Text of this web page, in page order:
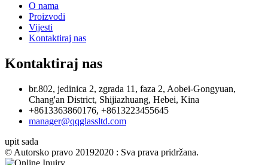
O nama
Proizvodi
Vijesti
Kontaktiraj nas
Kontaktiraj nas
br.802, jedinica 2, zgrada 11, faza 2, Aobei-Gongyuan,
Chang'an District, Shijiazhuang, Hebei, Kina
+8613363860176, +8613223455645
manager@qqglassltd.com
upit sada
© Autorsko pravo 20192020 : Sva prava pridržana.